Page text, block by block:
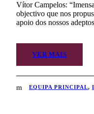
Vítor Campelos:
objectivo que nos
apoio dos nossos
VER MAIS
EQUIPA PRINCIPAL,